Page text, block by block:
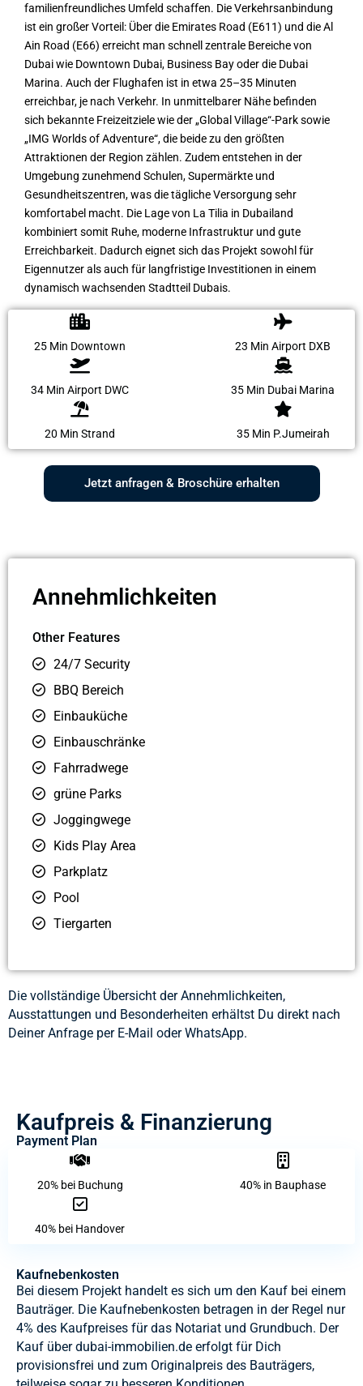
familienfreundliches Umfeld schaffen. Die Verkehrsanbindung
ist ein großer Vorteil: Über die Emirates Road (E611) und die Al
Ain Road (E66) erreicht man schnell zentrale Bereiche von
Dubai wie Downtown Dubai, Business Bay oder die Dubai
Marina. Auch der Flughafen ist in etwa 25–35 Minuten
erreichbar, je nach Verkehr. In unmittelbarer Nähe befinden
sich bekannte Freizeitziele wie der „Global Village“-Park sowie
„IMG Worlds of Adventure“, die beide zu den größten
Attraktionen der Region zählen. Zudem entstehen in der
Umgebung zunehmend Schulen, Supermärkte und
Gesundheitszentren, was die tägliche Versorgung sehr
komfortabel macht. Die Lage von La Tilia in Dubailand
kombiniert somit Ruhe, moderne Infrastruktur und gute
Erreichbarkeit. Dadurch eignet sich das Projekt sowohl für
Eigennutzer als auch für langfristige Investitionen in einem
dynamisch wachsenden Stadtteil Dubais.
25 Min Downtown 23 Min Airport DXB
34 Min Airport DWC 35 Min Dubai Marina
20 Min Strand 35 Min P.Jumeirah
Jetzt anfragen & Broschüre erhalten
Annehmlichkeiten
Other Features
24/7 Security
BBQ Bereich
Einbauküche
Einbauschränke
Fahrradwege
grüne Parks
Joggingwege
Kids Play Area
Parkplatz
Pool
Tiergarten
Die vollständige Übersicht der Annehmlichkeiten,
Ausstattungen und Besonderheiten erhältst Du direkt nach
Deiner Anfrage per E-Mail oder WhatsApp.
Kaufpreis & Finanzierung
Payment Plan
20% bei Buchung 40% in Bauphase
40% bei Handover
Kaufnebenkosten
Bei diesem Projekt handelt es sich um den Kauf bei einem
Bauträger. Die Kaufnebenkosten betragen in der Regel nur
4% des Kaufpreises für das Notariat und Grundbuch. Der
Kauf über dubai-immobilien.de erfolgt für Dich
provisionsfrei und zum Originalpreis des Bauträgers,